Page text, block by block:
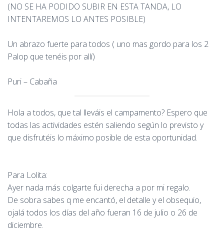
(NO SE HA PODIDO SUBIR EN ESTA TANDA, LO
INTENTAREMOS LO ANTES POSIBLE)
Un abrazo fuerte para todos ( uno mas gordo para los 2
Palop que tenéis por allí)
Puri – Cabaña
Hola a todos, que tal lleváis el campamento? Espero que
todas las actividades estén saliendo según lo previsto y
que disfrutéis lo máximo posible de esta oportunidad.
Para Lolita:
Ayer nada más colgarte fui derecha a por mi regalo.
De sobra sabes q me encantó, el detalle y el obsequio,
ojalá todos los días del año fueran 16 de julio o 26 de
diciembre.